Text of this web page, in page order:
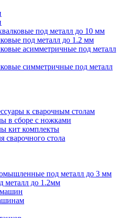
под металл до 10 мм
под металл до 1.2 мм
асимметричные под металл
симметричные под металл
к сварочным столам
в сборе с ножками
кит комплекты
стола
под металл до 3 мм
металл до 1.2мм